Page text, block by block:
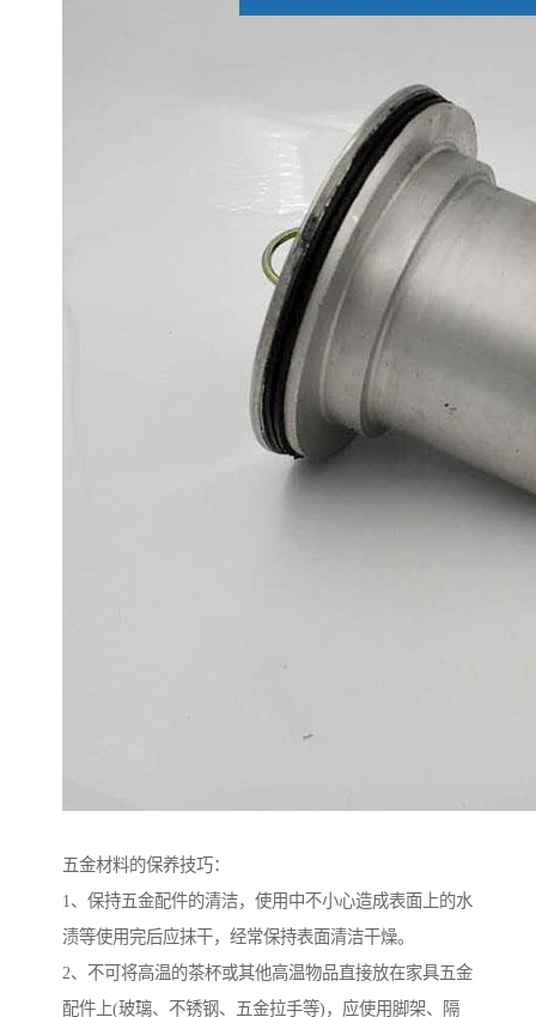
五金材料的保养技巧：
1、保持五金配件的清洁，使用中不小心造成表面上的水
渍等使用完后应抹干，经常保持表面清洁干燥。
2、不可将高温的茶杯或其他高温物品直接放在家具五金
配件上(玻璃、不锈钢、五金拉手等)，应使用脚架、隔